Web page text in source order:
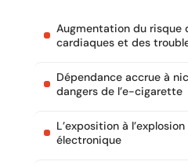
Augmentation du risque
cardiaques et des
Dépendance accrue à
dangers de l’e-cigarette
L’exposition à
électronique